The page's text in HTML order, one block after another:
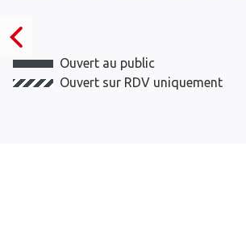
Ouvert au public
Ouvert sur RDV uniquement